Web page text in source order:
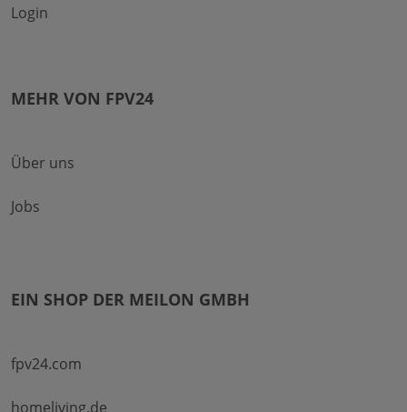
Login
MEHR VON FPV24
Über uns
Jobs
EIN SHOP DER MEILON GMBH
fpv24.com
homeliving.de